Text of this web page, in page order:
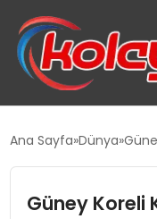
Ana Sayfa Dünya
Güney Koreli